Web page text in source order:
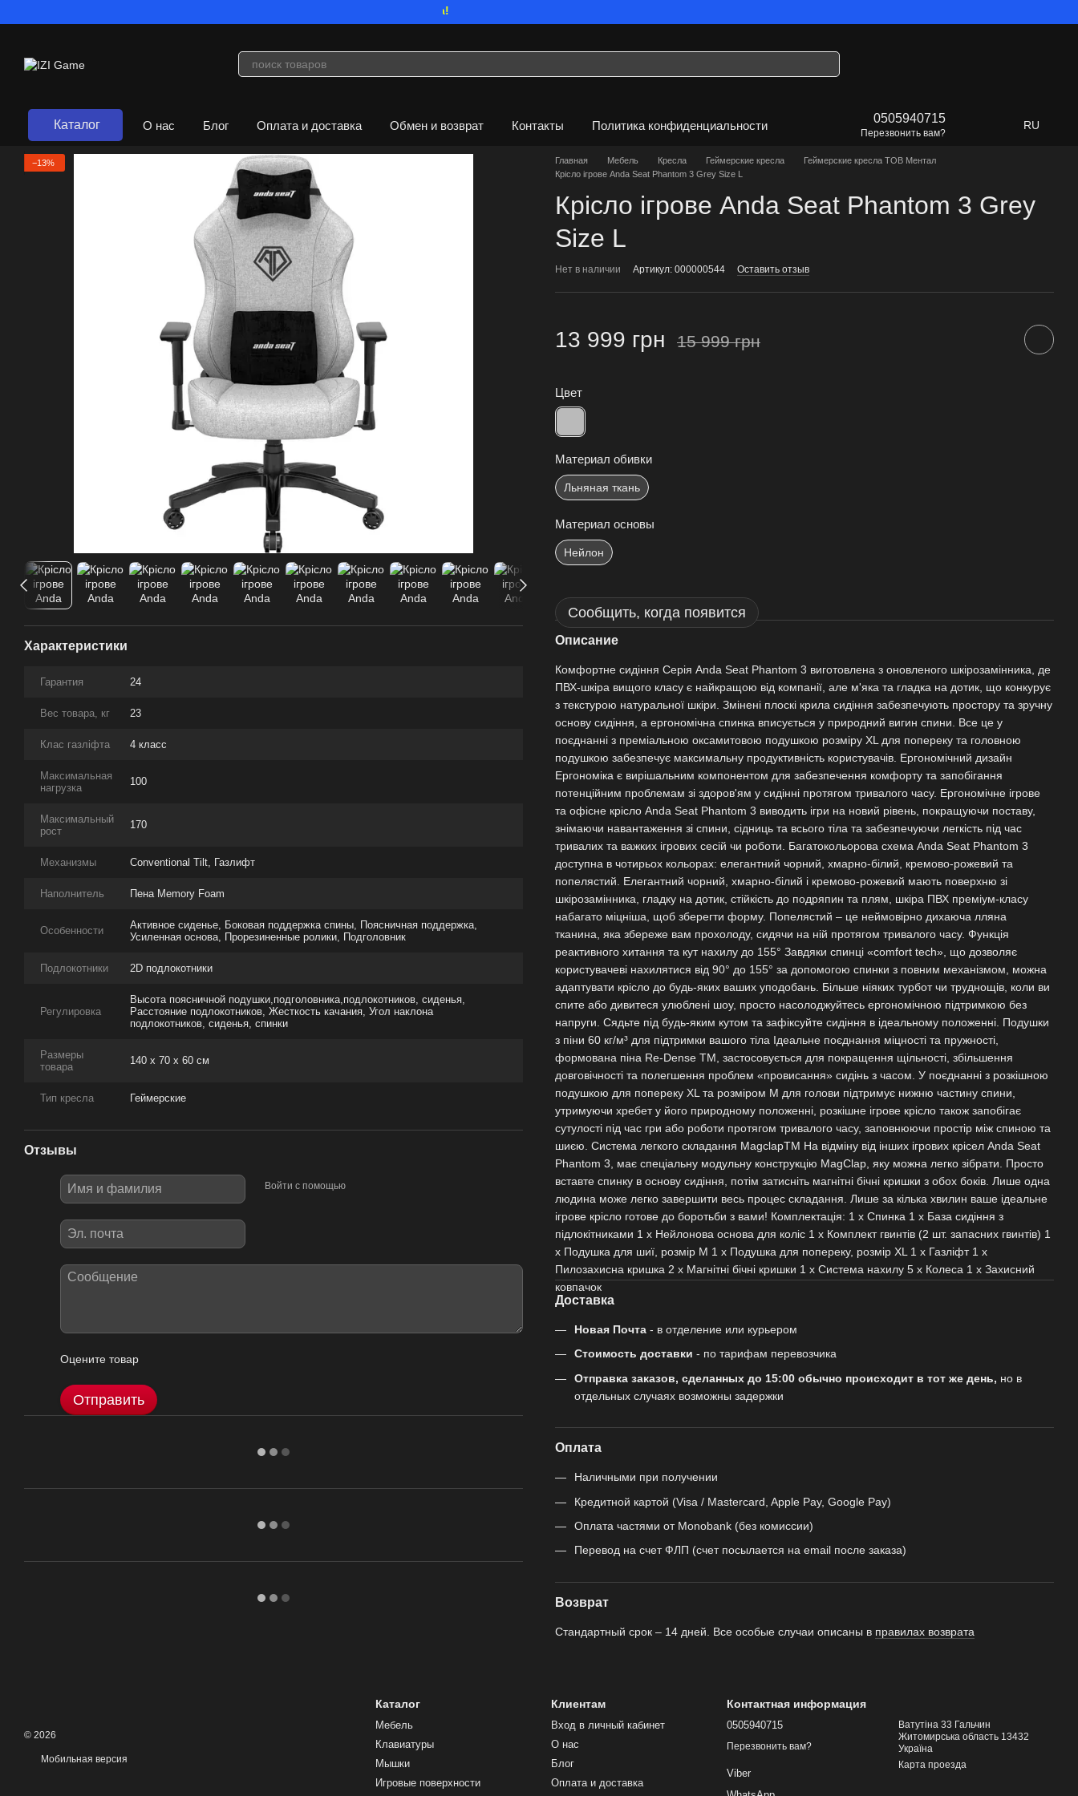
Каталог О нас Блог Оплата и доставка Обмен и возврат Контакты
Политика конфиденциальности
0505940715
Перезвонить вам?
RU
−13%
Характеристики
Гарантия 24
Вес товара, кг 23
Клас газліфта 4 класс
Максимальная
нагрузка
100
Максимальный
рост
170
Механизмы Conventional Tilt, Газлифт
Наполнитель Пена Memory Foam
Особенности
Активное сиденье, Боковая поддержка спины, Поясничная поддержка,
Усиленная основа, Прорезиненные ролики, Подголовник
Подлокотники 2D подлокотники
Регулировка
Высота поясничной подушки,подголовника,подлокотников, сиденья,
Расстояние подлокотников, Жесткость качания, Угол наклона
подлокотников, сиденья, спинки
Размеры
товара
140 х 70 х 60 см
Тип кресла Геймерские
Отзывы
Войти с помощью
Оцените товар
Отправить
Главная Мебель Кресла Геймерские кресла
Геймерские кресла ТОВ Ментал
Крісло ігрове Anda Seat Phantom 3 Grey Size L
Крісло ігрове Anda Seat Phantom 3 Grey
Size L
Нет в наличии Артикул: 000000544 Оставить отзыв
13 999 грн 15 999 грн
Цвет
Материал обивки
Льняная ткань
Материал основы
Нейлон
Сообщить, когда появится
Описание
Комфортне сидіння Серія Anda Seat Phantom 3 виготовлена з оновленого шкірозамінника, де
ПВХ-шкіра вищого класу є найкращою від компанії, але м'яка та гладка на дотик, що конкурує
з текстурою натуральної шкіри. Змінені плоскі крила сидіння забезпечують простору та зручну
основу сидіння, а ергономічна спинка вписується у природний вигин спини. Все це у
поєднанні з преміальною оксамитовою подушкою розміру XL для попереку та головною
подушкою забезпечує максимальну продуктивність користувачів. Ергономічний дизайн
Ергономіка є вирішальним компонентом для забезпечення комфорту та запобігання
потенційним проблемам зі здоров'ям у сидінні протягом тривалого часу. Ергономічне ігрове
та офісне крісло Anda Seat Phantom 3 виводить ігри на новий рівень, покращуючи поставу,
знімаючи навантаження зі спини, сідниць та всього тіла та забезпечуючи легкість під час
тривалих та важких ігрових сесій чи роботи. Багатокольорова схема Anda Seat Phantom 3
доступна в чотирьох кольорах: елегантний чорний, хмарно-білий, кремово-рожевий та
попелястий. Елегантний чорний, хмарно-білий і кремово-рожевий мають поверхню зі
шкірозамінника, гладку на дотик, стійкість до подряпин та плям, шкіра ПВХ преміум-класу
набагато міцніша, щоб зберегти форму. Попелястий – це неймовірно дихаюча лляна
тканина, яка збереже вам прохолоду, сидячи на ній протягом тривалого часу. Функція
реактивного хитання та кут нахилу до 155° Завдяки спинці «comfort tech», що дозволяє
користувачеві нахилятися від 90° до 155° за допомогою спинки з повним механізмом, можна
адаптувати крісло до будь-яких ваших уподобань. Більше ніяких турбот чи труднощів, коли ви
спите або дивитеся улюблені шоу, просто насолоджуйтесь ергономічною підтримкою без
напруги. Сядьте під будь-яким кутом та зафіксуйте сидіння в ідеальному положенні. Подушки
з піни 60 кг/м³ для підтримки вашого тіла Ідеальне поєднання міцності та пружності,
формована піна Re-Dense TM, застосовується для покращення щільності, збільшення
довговічності та полегшення проблем «провисання» сидінь з часом. У поєднанні з розкішною
подушкою для попереку XL та розміром M для голови підтримує нижню частину спини,
утримуючи хребет у його природному положенні, розкішне ігрове крісло також запобігає
сутулості під час гри або роботи протягом тривалого часу, заповнюючи простір між спиною та
шиєю. Система легкого складання MagclapTM На відміну від інших ігрових крісел Anda Seat
Phantom 3, має спеціальну модульну конструкцію MagClap, яку можна легко зібрати. Просто
вставте спинку в основу сидіння, потім затисніть магнітні бічні кришки з обох боків. Лише одна
людина може легко завершити весь процес складання. Лише за кілька хвилин ваше ідеальне
ігрове крісло готове до боротьби з вами! Комплектація: 1 х Спинка 1 х База сидіння з
підлокітниками 1 х Нейлонова основа для коліс 1 х Комплект гвинтів (2 шт. запасних гвинтів) 1
х Подушка для шиї, розмір М 1 х Подушка для попереку, розмір XL 1 x Газліфт 1 х
Пилозахисна кришка 2 х Магнітні бічні кришки 1 х Система нахилу 5 х Колеса 1 х Захисний
ковпачок
Доставка
Новая Почта - в отделение или курьером
Стоимость доставки - по тарифам перевозчика
Отправка заказов, сделанных до 15:00 обычно происходит в тот же день, но в
отдельных случаях возможны задержки
Оплата
Наличными при получении
Кредитной картой (Visa / Mastercard, Apple Pay, Google Pay)
Оплата частями от Monobank (без комиссии)
Перевод на счет ФЛП (счет посылается на email после заказа)
Возврат
Стандартный срок – 14 дней. Все особые случаи описаны в правилах возврата
© 2026
Мобильная версия
Каталог
Мебель
Клавиатуры
Мышки
Игровые поверхности
Клиентам
Вход в личный кабинет
О нас
Блог
Оплата и доставка
Контактная информация
0505940715
Перезвонить вам?
Viber
Ватутіна 33 Гальчин
Житомирська область 13432
Україна
Карта проезда